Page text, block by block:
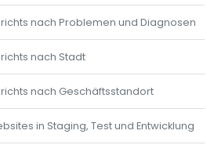
nach Problemen und Diagnosen
nach Stadt
nach Geschäftsstandort
in Staging, Test und Entwicklung